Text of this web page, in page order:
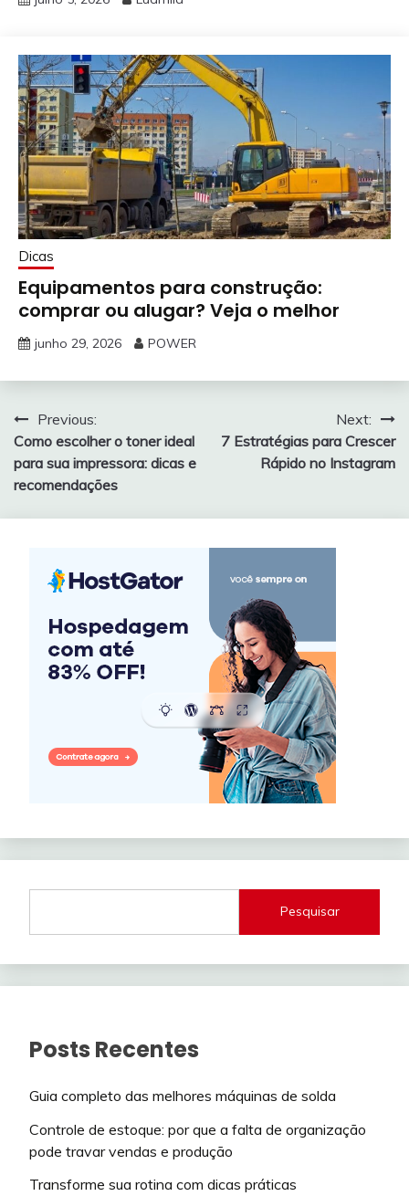
Dicas
Equipamentos para construção:
comprar ou alugar? Veja o melhor
junho 29, 2026 POWER
Navegação
de
Post
Previous:
Como escolher o toner ideal
para sua impressora: dicas e
recomendações
Next:
7 Estratégias para Crescer
Rápido no Instagram
Pesquisar
Posts Recentes
Guia completo das melhores máquinas de solda
Controle de estoque: por que a falta de organização
pode travar vendas e produção
Transforme sua rotina com dicas práticas